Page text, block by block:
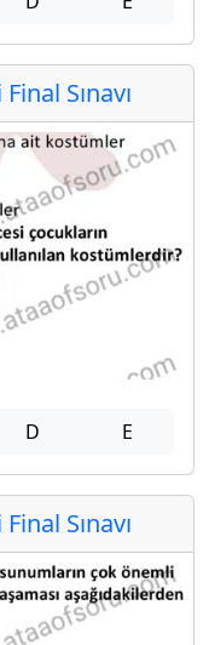
Sınavı
D E
Sınavı